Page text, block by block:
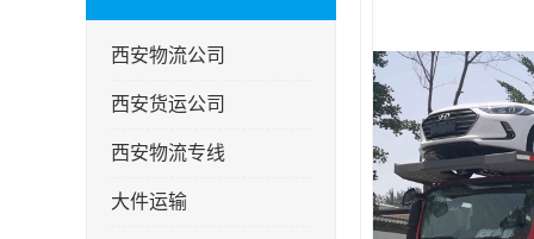
西安物流公司
西安货运公司
西安物流专线
大件运输